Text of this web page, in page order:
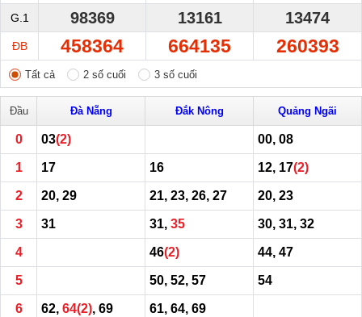
G.1 98369 13161 13474
ĐB 458364 664135 260393
Tất cả 2 số cuối 3 số cuối
Đầu Đà Nẵng Đắk Nông Quảng Ngãi
0 03(2) 00, 08
1 17 16 12, 17(2)
2 20, 29 21, 23, 26, 27 20, 23
3 31 31, 35 30, 31, 32
4 46(2) 44, 47
5 50, 52, 57 54
6 62, 64(2), 69 61, 64, 69